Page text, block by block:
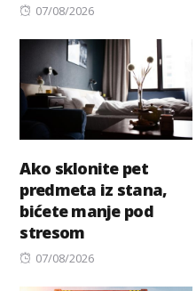
Posted
07/08/2026
Ako sklonite pet
predmeta iz stana,
bićete manje pod
stresom
Posted
07/08/2026